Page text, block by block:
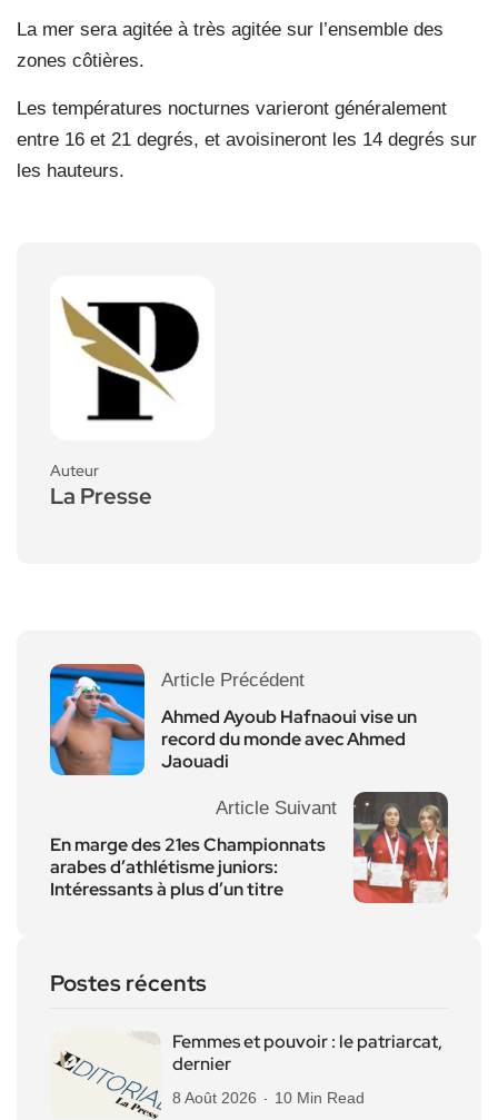
La mer sera agitée à très agitée sur l’ensemble des
zones côtières.
Les températures nocturnes varieront généralement
entre 16 et 21 degrés, et avoisineront les 14 degrés sur
les hauteurs.
Auteur
La Presse
Article Précédent
Ahmed Ayoub Hafnaoui vise un
record du monde avec Ahmed
Jaouadi
Article Suivant
En marge des 21es Championnats
arabes d’athlétisme juniors:
Intéressants à plus d’un titre
Postes récents
Femmes et pouvoir : le patriarcat,
dernier
8 Août 2026 10 Min Read